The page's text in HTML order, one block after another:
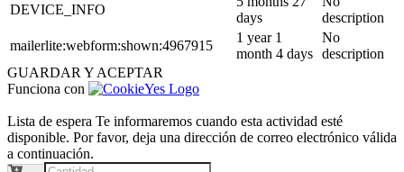
DEVICE_INFO
days
description
mailerlite:webform:shown:4967915
1 year 1
month 4 days
No
description
GUARDAR Y ACEPTAR
Funciona con
Lista de espera Te informaremos cuando esta actividad esté
disponible. Por favor, deja una dirección de correo electrónico válida
a continuación.